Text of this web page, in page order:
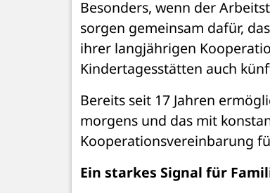
Besonders, wenn der
sorgen gemeinsam dafür,
ihrer langjährigen
Kindertagesstätten auch
Bereits seit 17 Jahren
morgens und das mit
Kooperationsvereinbarung
Ein starkes Signal für